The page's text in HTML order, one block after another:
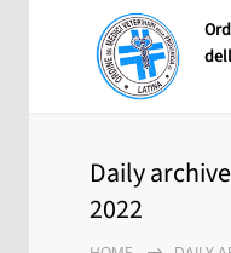
Daily
2022